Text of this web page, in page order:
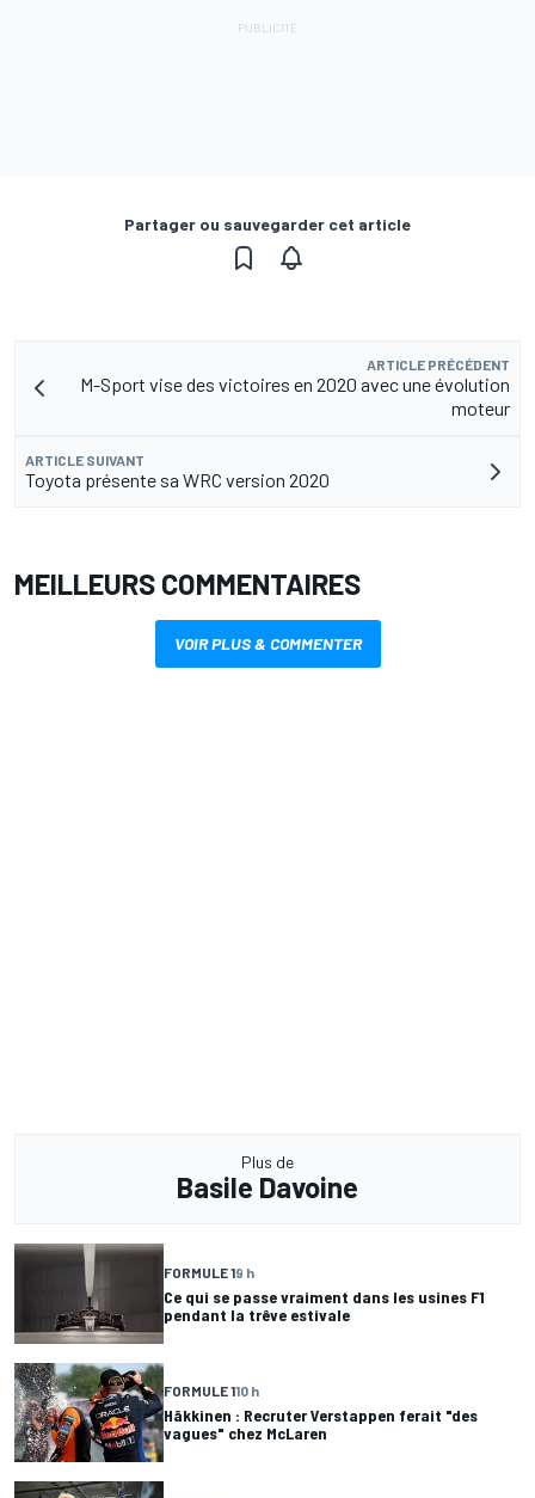
Partager ou sauvegarder cet article
ARTICLE PRÉCÉDENT
M-Sport vise des victoires en 2020 avec une évolution
moteur
ARTICLE SUIVANT
Toyota présente sa WRC version 2020
MEILLEURS COMMENTAIRES
VOIR PLUS & COMMENTER
Plus de
Basile Davoine
FORMULE 19 h
Ce qui se passe vraiment dans les usines F1
pendant la trêve estivale
FORMULE 110 h
Häkkinen : Recruter Verstappen ferait "des
vagues" chez McLaren